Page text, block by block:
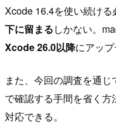
Xcode 16.4を使い続ける
下に留まるしかない。
Xcode 26.0以降にアップ
また、今回の調査を通
で確認する手間を省く
対応できる。